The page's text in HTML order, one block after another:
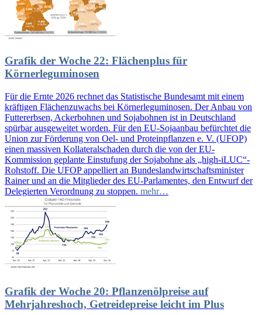
Grafik der Woche 22: Flächenplus für
Körnerleguminosen
Für die Ernte 2026 rechnet das Statistische Bundesamt mit einem
kräftigen Flächenzuwachs bei Körnerleguminosen. Der Anbau von
Futtererbsen, Ackerbohnen und Sojabohnen ist in Deutschland
spürbar ausgeweitet worden. Für den EU-Sojaanbau befürchtet die
Union zur Förderung von Oel- und Proteinpflanzen e. V. (UFOP)
einen massiven Kollateralschaden durch die von der EU-
Kommission geplante Einstufung der Sojabohne als „high-iLUC“-
Rohstoff. Die UFOP appelliert an Bundeslandwirtschaftsminister
Rainer und an die Mitglieder des EU-Parlamentes, den Entwurf der
Delegierten Verordnung zu stoppen. mehr…
Grafik der Woche 20: Pflanzenölpreise auf
Mehrjahreshoch, Getreidepreise leicht im Plus